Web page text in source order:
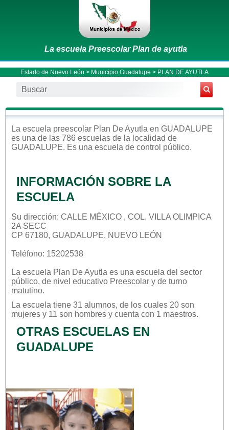
La escuela Preescolar Plan de ayutla
Estado de Nuevo León > Municipio Guadalupe > PLAN DE AYUTLA
La escuela preescolar Plan De Ayutla en GUADALUPE
es una de las 786 escuelas de la localidad de
GUADALUPE. Es una escuela de control público.
INFORMACIÓN SOBRE LA
ESCUELA
Su dirección: CALLE MÉXICO , COL. VILLA OLIMPICA
2A SECC
CP 67180, GUADALUPE, NUEVO LEÓN
Teléfono: 15202538
La escuela Plan De Ayutla es una escuela del sector
público, de nivel educativo Preescolar y de turno
matutino.
La escuela tiene 31 alumnos, de los cuales 20 son
mujeres y 11 son hombres y cuenta con 1 maestros.
OTRAS ESCUELAS EN
GUADALUPE